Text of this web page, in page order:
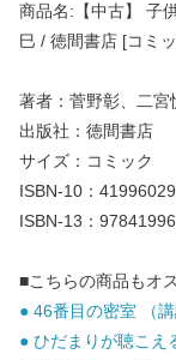
商品名:【中古】 子
巳 / 徳間書店 [コミ
著者：菅野彰、二宮
出版社：徳間書店
サイズ：コミック
ISBN-10：
ISBN-13：
■こちらの商品もオ
● 46番目の密室 （
● ひだまりが聴こえ